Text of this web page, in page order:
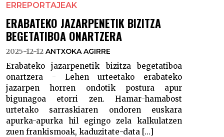
ERREPORTAJEAK
ERABATEKO JAZARPENETIK BIZITZA
BEGETATIBOA ONARTZERA
2025-12-12 ANTXOKA AGIRRE
Erabateko jazarpenetik bizitza begetatiboa
onartzera - Lehen urteetako erabateko
jazarpen horren ondotik postura apur
bigunagoa etorri zen. Hamar-hamabost
urtetako sarraskiaren ondoren euskara
apurka-apurka hil egingo zela kalkulatzen
zuen frankismoak, kaduzitate-data [...]